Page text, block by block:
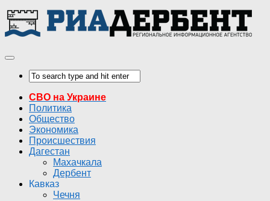
СВО на Украине
Политика
Общество
Экономика
Происшествия
Дагестан
Махачкала
Дербент
Кавказ
Чечня